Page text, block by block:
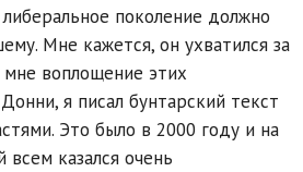
поколение должно
Мне кажется, он ухватился за
воплощение этих
я писал бунтарский текст
Это было в 2000 году и на
казался очень